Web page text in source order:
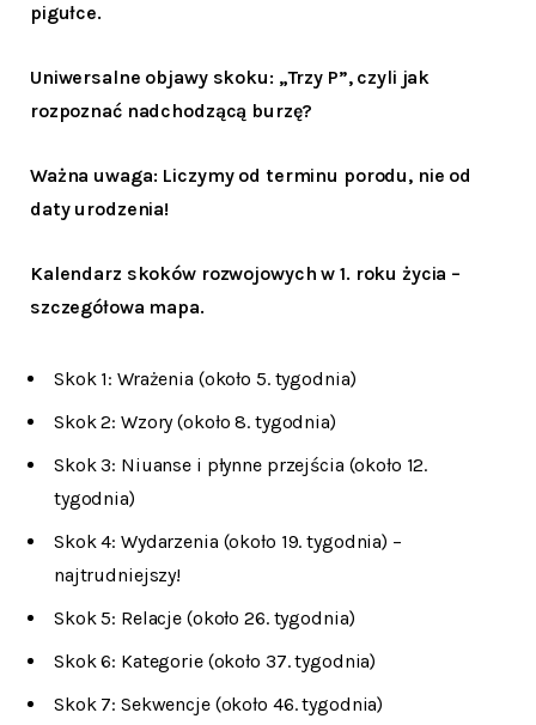
pigułce.
Uniwersalne objawy skoku: „Trzy P”, czyli jak
rozpoznać nadchodzącą burzę?
Ważna uwaga: Liczymy od terminu porodu, nie od
daty urodzenia!
Kalendarz skoków rozwojowych w 1. roku życia –
szczegółowa mapa.
Skok 1: Wrażenia (około 5. tygodnia)
Skok 2: Wzory (około 8. tygodnia)
Skok 3: Niuanse i płynne przejścia (około 12.
tygodnia)
Skok 4: Wydarzenia (około 19. tygodnia) –
najtrudniejszy!
Skok 5: Relacje (około 26. tygodnia)
Skok 6: Kategorie (około 37. tygodnia)
Skok 7: Sekwencje (około 46. tygodnia)